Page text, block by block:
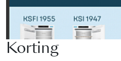
Korting